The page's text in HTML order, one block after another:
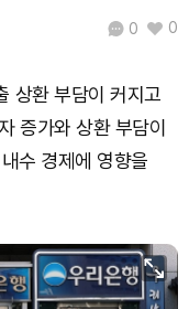
₩91,082,794(-0.36%)
0 0
상환 부담이 커지고
증가와 상환 부담이
수 경제에 영향을